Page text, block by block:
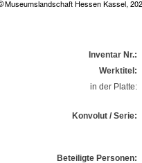
Inventar Nr.:
Werktitel:
in der Platte:
Konvolut / Serie:
Beteiligte Personen: